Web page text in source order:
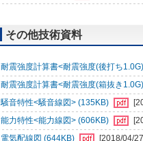
その他技術資料
耐震強度計算書<耐震強度(後打ち
耐震強度計算書<耐震強度(箱抜き
騒音特性<騒音線図> (135KB)
能力特性<能力線図> (606KB)
電気配線図 (644KB)
[2018/04/